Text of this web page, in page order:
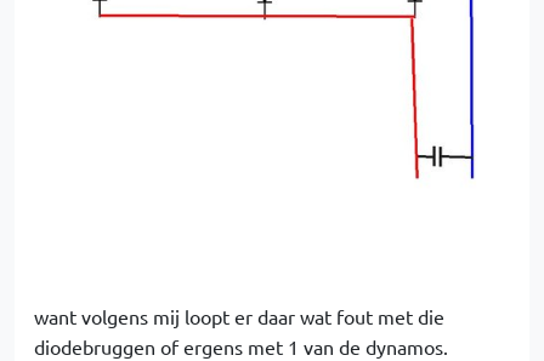
want volgens mij loopt er daar wat fout met die
diodebruggen of ergens met 1 van de dynamos.